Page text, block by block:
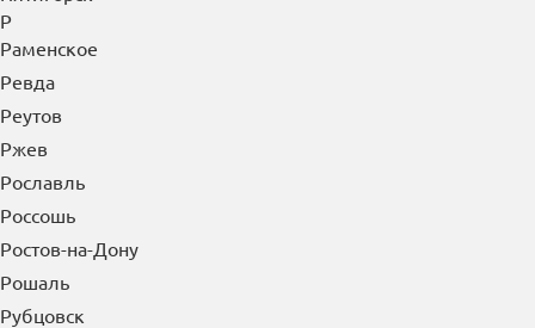
Прокопьевск
Протвино
Прохладный
Псков
Пушкино
Пущино
Пятигорск
Р
Раменское
Ревда